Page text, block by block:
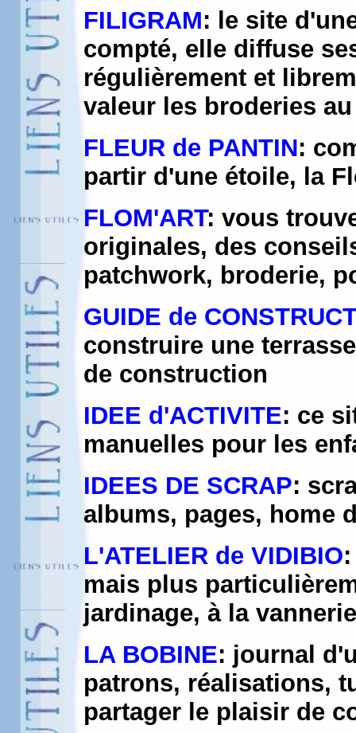
FILIGRAM: le site
compté, elle diffuse
régulièrement et
valeur les broderies
FLEUR de PANTIN:
partir d'une étoile, la
FLOM'ART: vous
originales, des
patchwork, broderie,
GUIDE de
construire une
de construction
IDEE d'ACTIVITE: ce
manuelles pour les
IDEES DE SCRAP:
albums, pages, home
L'ATELIER de VIDIBIO
mais plus
jardinage, à la
LA BOBINE: journal
patrons, réalisations,
partager le plaisir de